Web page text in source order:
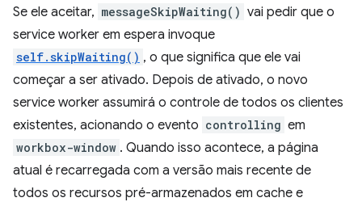
Se ele aceitar, messageSkipWaiting() vai pedir que o
service worker em espera invoque
self.skipWaiting() , o que significa que ele vai
começar a ser ativado. Depois de ativado, o novo
service worker assumirá o controle de todos os clientes
existentes, acionando o evento controlling em
workbox-window . Quando isso acontece, a página
atual é recarregada com a versão mais recente de
todos os recursos pré-armazenados em cache e